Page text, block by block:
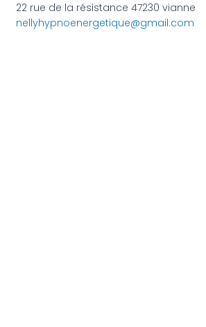
22 rue de la résistance 47230 vianne
nellyhypnoenergetique@gmail.com